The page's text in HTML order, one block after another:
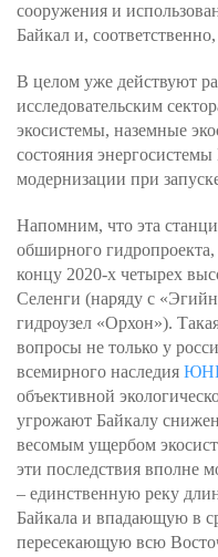
сооружения и
Байкал и,
В целом уже действуют
исследовательским
экосистемы, наземные
состояния
модернизации при
Напомним, что эта
обширного
концу 2020-х четырех
Селенги (наряду с
гидроузел «Орхон»).
вопросы не только у
всемирного наследия
объективной
угрожают Байкалу
весомым ущербом
эти последствия вполне
– единственную реку
Байкала и впадающую в
пересекающую всю